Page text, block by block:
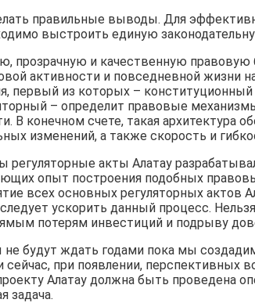
правильные выводы. Для
выстроить единую
прозрачную и качественную правовую
активности и повседневной жизни
первый из которых –
– определит правовые
В конечном счете, такая архитектура
изменений, а также скорость и
регуляторные акты Алатау
опыт построения подобных
всех основных регуляторных актов
ускорить данный процесс.
потерям инвестиций и подрыву
будут ждать годами пока мы
при появлении, перспективных
Алатау должна быть проведена
задача.